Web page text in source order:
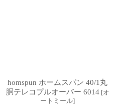
homspun ホームスパン 40/1丸
胴テレコプルオーバー 6014 [オ
ートミール]